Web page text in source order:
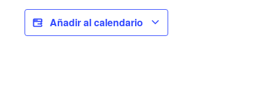
Añadir al calendario